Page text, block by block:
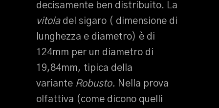
decisamente ben distribuito. La
vitoladel sigaro ( dimensione di
lunghezza e diametro) è di
124mm per un diametro di
19,84mm, tipica della
variante Robusto. Nella prova
olfattiva (come dicono quelli